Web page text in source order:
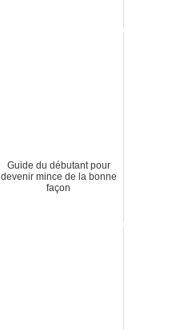
Guide du débutant pour
devenir mince de la bonne
façon